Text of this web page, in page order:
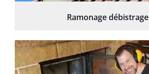
Ramonage débistrage